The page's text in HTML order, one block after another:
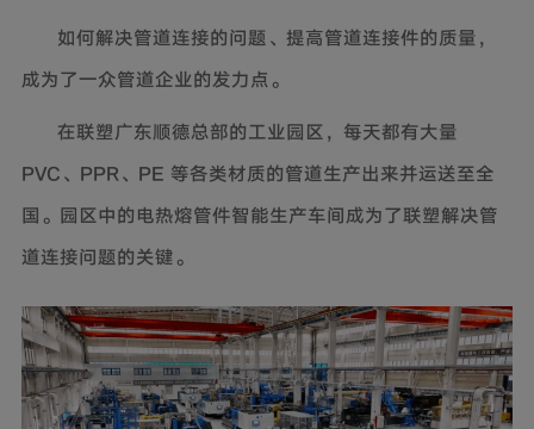
如何解决管道连接的问题、提高管道连接件的质量，
成为了一众管道企业的发力点。
在联塑广东顺德总部的工业园区，每天都有大量
PVC、PPR、PE 等各类材质的管道生产出来并运送至全
国。园区中的电热熔管件智能生产车间成为了联塑解决管
道连接问题的关键。